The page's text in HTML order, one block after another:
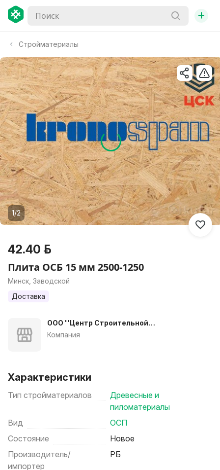
+
Стройматериалы
1/2
42.40 р.
Плита ОСБ 15 мм 2500-1250
Минск, Заводской
Доставка
ООО ''Центр Строительной
Комплектации''
Компания
Характеристики
Тип стройматериалов
Древесные и
пиломатериалы
Вид
ОСП
Состояние
Новое
Производитель/
импортер
РБ